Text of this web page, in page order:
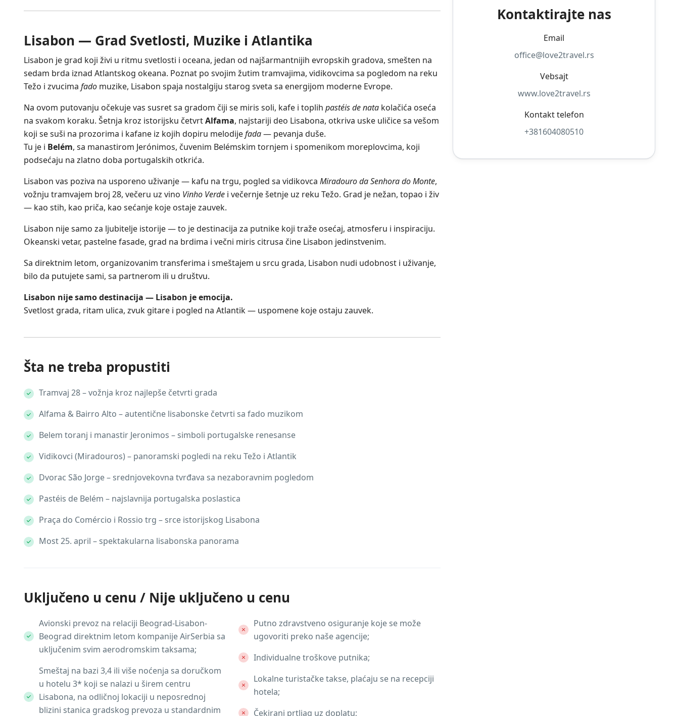
Lisabon — Grad Svetlosti, Muzike i Atlantika
Lisabon je grad koji živi u ritmu svetlosti i oceana, jedan od najšarmantnijih evropskih gradova, smešten na
sedam brda iznad Atlantskog okeana. Poznat po svojim žutim tramvajima, vidikovcima sa pogledom na reku
Težo i zvucima fado muzike, Lisabon spaja nostalgiju starog sveta sa energijom moderne Evrope.
Na ovom putovanju očekuje vas susret sa gradom čiji se miris soli, kafe i toplih pastéis de nata kolačića oseća
na svakom koraku. Šetnja kroz istorijsku četvrtAlfama, najstariji deo Lisabona, otkriva uske uličice sa vešom
koji se suši na prozorima i kafane iz kojih dopiru melodijefada— pevanja duše.
Tu je i Belém, sa manastirom Jerónimos, čuvenim Belémskim tornjem i spomenikom moreplovcima, koji
podsećaju na zlatno doba portugalskih otkrića.
Lisabon vas poziva na usporeno uživanje — kafu na trgu, pogled sa vidikovca Miradouro da Senhora do Monte,
vožnju tramvajem broj 28, večeru uz vino Vinho Verde i večernje šetnje uz reku Težo. Grad je nežan, topao i živ
— kao stih, kao priča, kao sećanje koje ostaje zauvek.
Lisabon nije samo za ljubitelje istorije — to je destinacija za putnike koji traže osećaj, atmosferu i inspiraciju.
Okeanski vetar, pastelne fasade, grad na brdima i večni miris citrusa čine Lisabon jedinstvenim.
Sa direktnim letom, organizovanim transferima i smeštajem u srcu grada, Lisabon nudi udobnost i uživanje,
bilo da putujete sami, sa partnerom ili u društvu.
Lisabon nije samo destinacija — Lisabon je emocija.
Svetlost grada, ritam ulica, zvuk gitare i pogled na Atlantik — uspomene koje ostaju zauvek.
Šta ne treba propustiti
Tramvaj 28 – vožnja kroz najlepše četvrti grada
Alfama & Bairro Alto – autentične lisabonske četvrti sa fado muzikom
Belem toranj i manastir Jeronimos – simboli portugalske renesanse
Vidikovci (Miradouros) – panoramski pogledi na reku Težo i Atlantik
Dvorac São Jorge – srednjovekovna tvrđava sa nezaboravnim pogledom
Pastéis de Belém – najslavnija portugalska poslastica
Praça do Comércio i Rossio trg – srce istorijskog Lisabona
Most 25. april – spektakularna lisabonska panorama
Uključeno u cenu / Nije uključeno u cenu
Avionski prevoz na relaciji Beograd-Lisabon-
Beograd direktnim letom kompanije AirSerbia sa
uključenim svim aerodromskim taksama;
Smeštaj na bazi 3,4 ili više noćenja sa doručkom
u hotelu 3* koji se nalazi u širem centru
Lisabona, na odličnoj lokaciji u neposrednoj
blizini stanica gradskog prevoza u standardnim
Putno zdravstveno osiguranje koje se može
ugovoriti preko naše agencije;
Individualne troškove putnika;
Lokalne turistačke takse, plaćaju se na recepciji
hotela;
Čekirani prtljag uz doplatu;
Kontaktirajte nas
Email
office@love2travel.rs
Vebsajt
www.love2travel.rs
Kontakt telefon
+381604080510